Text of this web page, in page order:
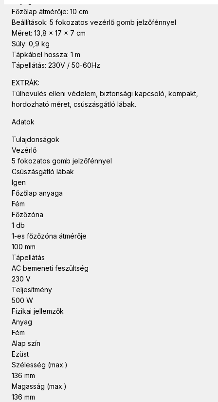
Főzőlap átmérője: 10 cm
Beállítások: 5 fokozatos vezérlő gomb jelzőfénnyel
Méret: 13,8 x 17 x 7 cm
Súly: 0,9 kg
Tápkábel hossza: 1 m
Tápellátás: 230V / 50-60Hz
EXTRÁK:
Túlhevülés elleni védelem, biztonsági kapcsoló, kompakt,
hordozható méret, csúszásgátló lábak.
Adatok
Tulajdonságok
Vezérlő
5 fokozatos gomb jelzőfénnyel
Csúszásgátló lábak
Igen
Főzőlap anyaga
Fém
Főzőzóna
1 db
1-es főzőzóna átmérője
100 mm
Tápellátás
AC bemeneti feszültség
230 V
Teljesítmény
500 W
Fizikai jellemzők
Anyag
Fém
Alap szín
Ezüst
Szélesség (max.)
136 mm
Magasság (max.)
136 mm